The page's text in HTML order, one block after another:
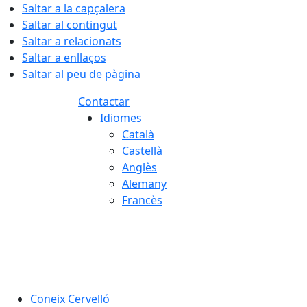
Saltar a la capçalera
Saltar al contingut
Saltar a relacionats
Saltar a enllaços
Saltar al peu de pàgina
Contactar
Idiomes
Català
Castellà
Anglès
Alemany
Francès
Coneix Cervelló